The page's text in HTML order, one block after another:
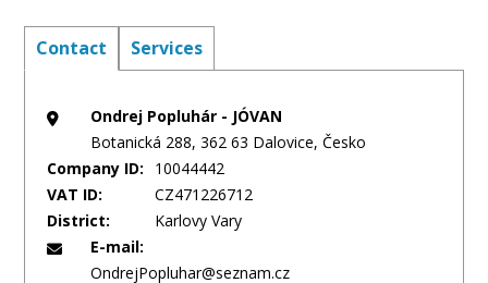
Contact Services
Ondrej Popluhár - JÓVAN
Botanická 288, 362 63 Dalovice, Česko
Company ID:
10044442
VAT ID:
CZ471226712
District:
Karlovy Vary
E-mail:
OndrejPopluhar@seznam.cz